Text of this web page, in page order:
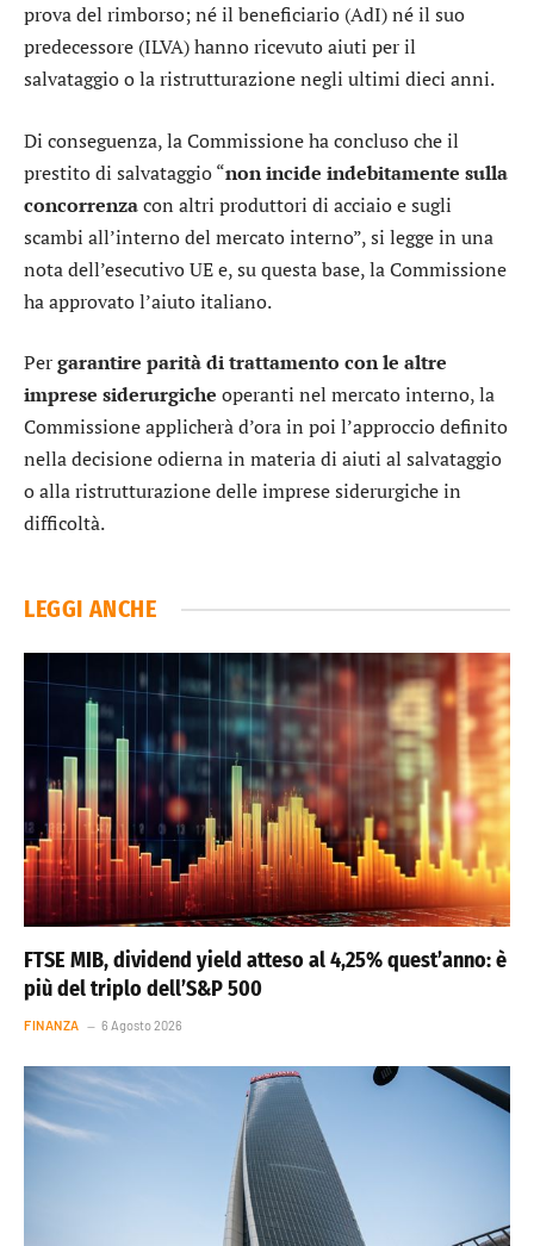
prova del rimborso; né il beneficiario (AdI) né il suo
predecessore (ILVA) hanno ricevuto aiuti per il
salvataggio o la ristrutturazione negli ultimi dieci anni.
Di conseguenza, la Commissione ha concluso che il
prestito di salvataggio “non incide indebitamente sulla
concorrenzacon altri produttori di acciaio e sugli
scambi all’interno del mercato interno”, si legge in una
nota dell’esecutivo UE e, su questa base, la Commissione
ha approvato l’aiuto italiano.
Pergarantire parità di trattamento con le altre
imprese siderurgiche operanti nel mercato interno, la
Commissione applicherà d’ora in poi l’approccio definito
nella decisione odierna in materia di aiuti al salvataggio
o alla ristrutturazione delle imprese siderurgiche in
difficoltà.
LEGGI ANCHE
FTSE MIB, dividend yield atteso al 4,25% quest’anno: è
più del triplo dell’S&P 500
FINANZA 6 Agosto 2026